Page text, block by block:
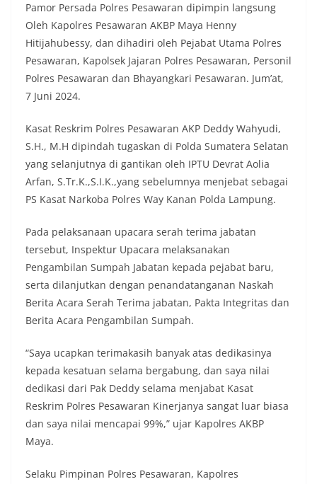
Pamor Persada Polres Pesawaran dipimpin langsung
Oleh Kapolres Pesawaran AKBP Maya Henny
Hitijahubessy, dan dihadiri oleh Pejabat Utama Polres
Pesawaran, Kapolsek Jajaran Polres Pesawaran, Personil
Polres Pesawaran dan Bhayangkari Pesawaran. Jum’at,
7 Juni 2024.
Kasat Reskrim Polres Pesawaran AKP Deddy Wahyudi,
S.H., M.H dipindah tugaskan di Polda Sumatera Selatan
yang selanjutnya di gantikan oleh IPTU Devrat Aolia
Arfan, S.Tr.K.,S.I.K.,yang sebelumnya menjebat sebagai
PS Kasat Narkoba Polres Way Kanan Polda Lampung.
Pada pelaksanaan upacara serah terima jabatan
tersebut, Inspektur Upacara melaksanakan
Pengambilan Sumpah Jabatan kepada pejabat baru,
serta dilanjutkan dengan penandatanganan Naskah
Berita Acara Serah Terima jabatan, Pakta Integritas dan
Berita Acara Pengambilan Sumpah.
“Saya ucapkan terimakasih banyak atas dedikasinya
kepada kesatuan selama bergabung, dan saya nilai
dedikasi dari Pak Deddy selama menjabat Kasat
Reskrim Polres Pesawaran Kinerjanya sangat luar biasa
dan saya nilai mencapai 99%,” ujar Kapolres AKBP
Maya.
Selaku Pimpinan Polres Pesawaran, Kapolres